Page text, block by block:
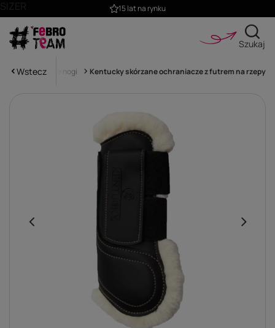
15 lat na rynku
Szukaj
Wstecz
na przednie nogi Kentucky skórzane ochraniacze z futrem na rzepy